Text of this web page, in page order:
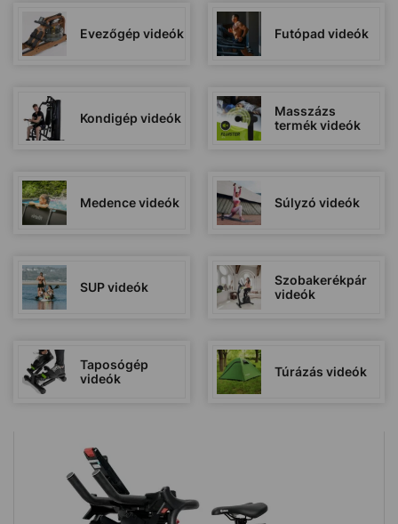
Evezőgép videók Futópad videók
Kondigép videók
Masszázs
termék videók
Medence videók Súlyzó videók
SUP videók
Szobakerékpár
videók
Taposógép
videók
Túrázás videók